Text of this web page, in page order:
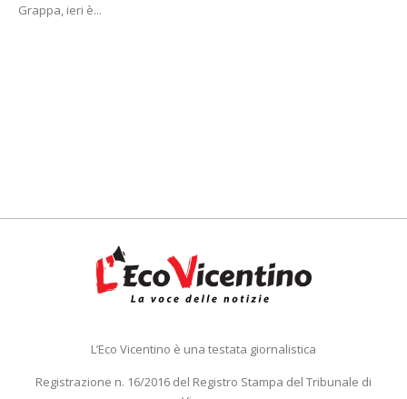
Grappa, ieri è...
L’Eco Vicentino è una testata giornalistica
Registrazione n. 16/2016 del Registro Stampa del Tribunale di